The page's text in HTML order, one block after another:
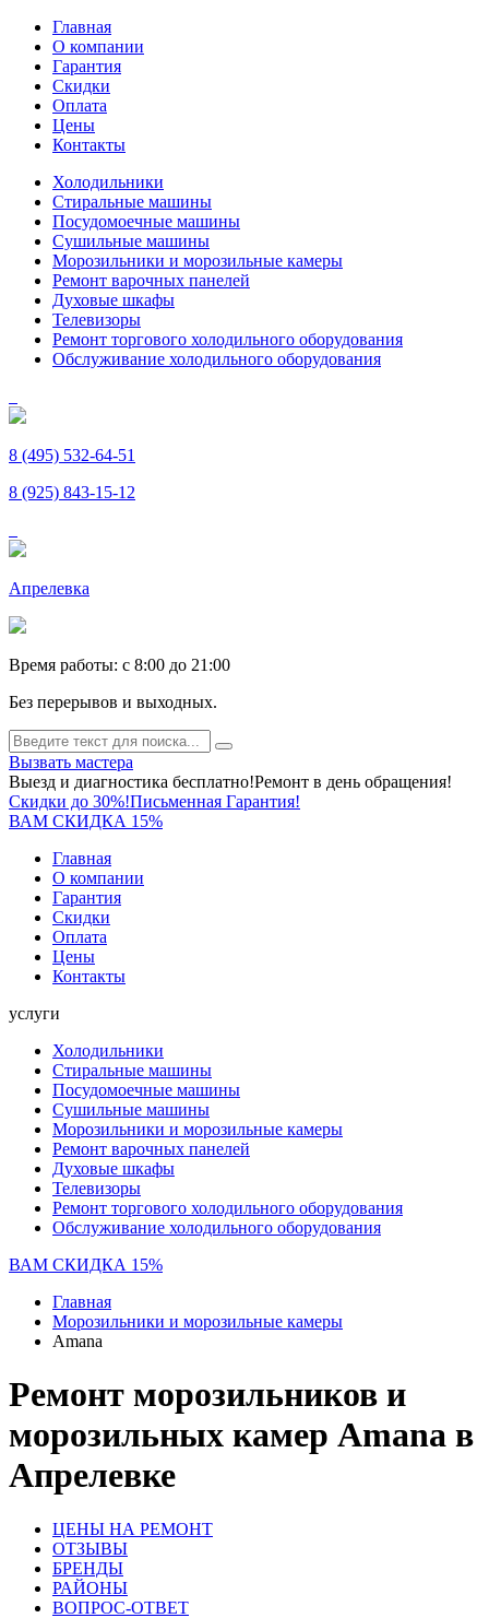
Главная
О компании
Гарантия
Скидки
Оплата
Цены
Контакты
Холодильники
Стиральные машины
Посудомоечные машины
Сушильные машины
Морозильники и морозильные камеры
Ремонт варочных панелей
Духовые шкафы
Телевизоры
Ремонт торгового холодильного оборудования
Обслуживание холодильного оборудования
8 (495) 532-64-51
8 (925) 843-15-12
Апрелевка
Время работы: c 8:00 до 21:00
Без перерывов и выходных.
Вызвать мастера
Выезд и диагностика бесплатно!Ремонт в день обращения!
Скидки до 30%!Письменная Гарантия!
ВАМ СКИДКА 15%
Главная
О компании
Гарантия
Скидки
Оплата
Цены
Контакты
услуги
Холодильники
Стиральные машины
Посудомоечные машины
Сушильные машины
Морозильники и морозильные камеры
Ремонт варочных панелей
Духовые шкафы
Телевизоры
Ремонт торгового холодильного оборудования
Обслуживание холодильного оборудования
ВАМ СКИДКА 15%
Главная
Морозильники и морозильные камеры
Amana
Ремонт морозильников и
морозильных камер Amana в
Апрелевке
ЦЕНЫ НА РЕМОНТ
ОТЗЫВЫ
БРЕНДЫ
РАЙОНЫ
ВОПРОС-ОТВЕТ